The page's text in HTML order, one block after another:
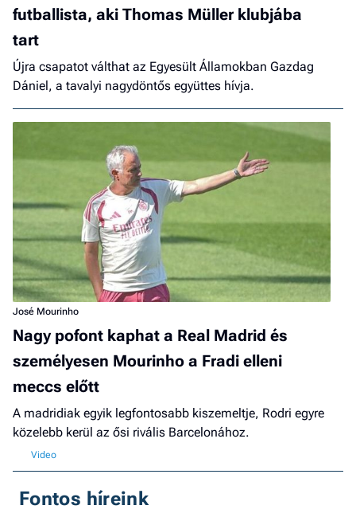
futballista, aki Thomas Müller klubjába
tart
Újra csapatot válthat az Egyesült Államokban Gazdag
Dániel, a tavalyi nagydöntős együttes hívja.
José Mourinho
Nagy pofont kaphat a Real Madrid és
személyesen Mourinho a Fradi elleni
meccs előtt
A madridiak egyik legfontosabb kiszemeltje, Rodri egyre
közelebb kerül az ősi rivális Barcelonához.
Fontos híreink